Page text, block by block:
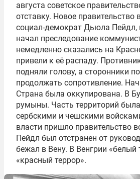
августа советское
отставку. Новое правительство
социал-демократ Дьюла Пейдл,
начал преследование
немедленно сказались на
привели к её распаду.
подняли голову, а сторонники
продолжать сопротивление.
Страна была оккупирована. В
румыны. Часть территорий
сербскими и чешскими
власти пришло правительство
Пейдл был отстранен от
бежал в Вену. В Венгрии «белый
«красный террор».